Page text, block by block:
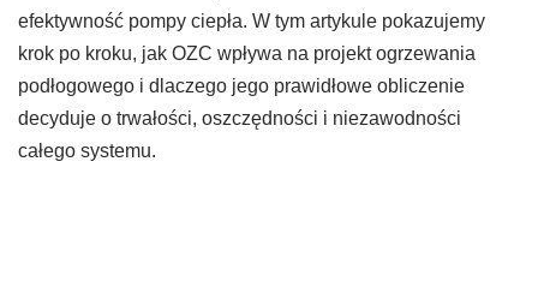
efektywność pompy ciepła. W tym artykule pokazujemy
krok po kroku, jak OZC wpływa na projekt ogrzewania
podłogowego i dlaczego jego prawidłowe obliczenie
decyduje o trwałości, oszczędności i niezawodności
całego systemu.